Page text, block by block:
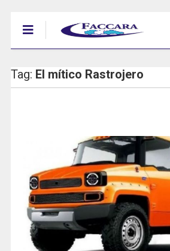
Tag: El mítico Rastrojero